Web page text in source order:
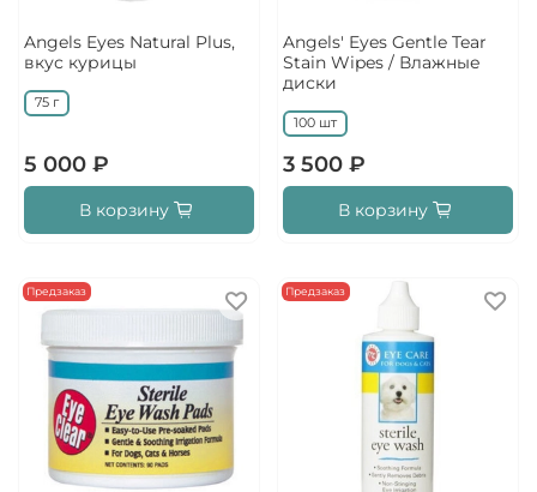
Angels Eyes Natural Plus,
вкус курицы
75 г
5 000 ₽
В корзину
Angels' Eyes Gentle Tear
Stain Wipes / Влажные
диски
100 шт
3 500 ₽
В корзину
Предзаказ Предзаказ